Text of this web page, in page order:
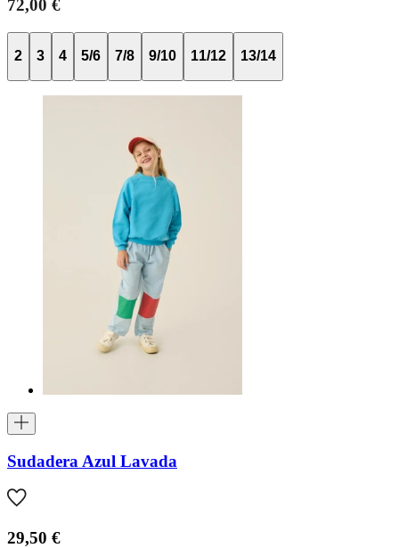
72,00 €
2 3 4 5/6 7/8 9/10 11/12 13/14
Sudadera Azul Lavada
29,50 €